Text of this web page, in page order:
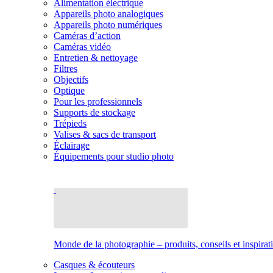
Alimentation électrique
Appareils photo analogiques
Appareils photo numériques
Caméras d’action
Caméras vidéo
Entretien & nettoyage
Filtres
Objectifs
Optique
Pour les professionnels
Supports de stockage
Trépieds
Valises & sacs de transport
Éclairage
Équipements pour studio photo
Monde de la photographie – produits, conseils et
Casques & écouteurs